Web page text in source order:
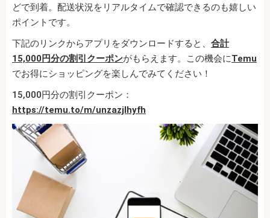
どで到着。配送状況をリアルタイムで確認できるのも嬉しい
ポイントです。
下記のリンクからアプリをダウンロードすると、 合計
15,000円分の割引クーポンがもらえます。この機会にTemu
でお得にショッピングを楽しんでみてください！
15,000円分の割引クーポン：
https://temu.to/m/unzazjlhyfh